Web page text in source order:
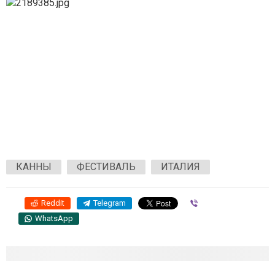
КАННЫ ФЕСТИВАЛЬ ИТАЛИЯ
Reddit Telegram
WhatsApp